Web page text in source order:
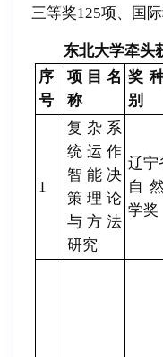
三等奖125项、国
东北大学牵头
序
号
项目名
称
奖
别
1
复杂系
统运作
智能决
策理论
与方法
研究
辽宁
自
学奖